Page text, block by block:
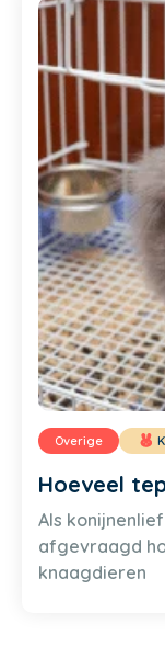
Overige
Hoeveel
Als
afgevraagd
knaagdieren